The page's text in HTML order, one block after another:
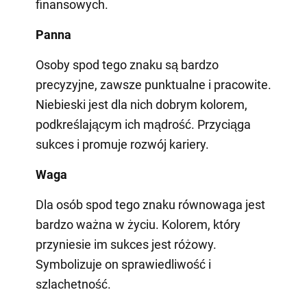
finansowych.
Panna
Osoby spod tego znaku są bardzo
precyzyjne, zawsze punktualne i pracowite.
Niebieski jest dla nich dobrym kolorem,
podkreślającym ich mądrość. Przyciąga
sukces i promuje rozwój kariery.
Waga
Dla osób spod tego znaku równowaga jest
bardzo ważna w życiu. Kolorem, który
przyniesie im sukces jest różowy.
Symbolizuje on sprawiedliwość i
szlachetność.